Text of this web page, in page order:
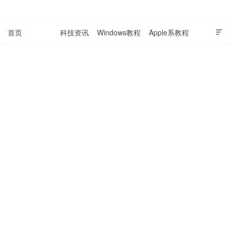

首页 科技资讯 Windows教程 Apple系教程